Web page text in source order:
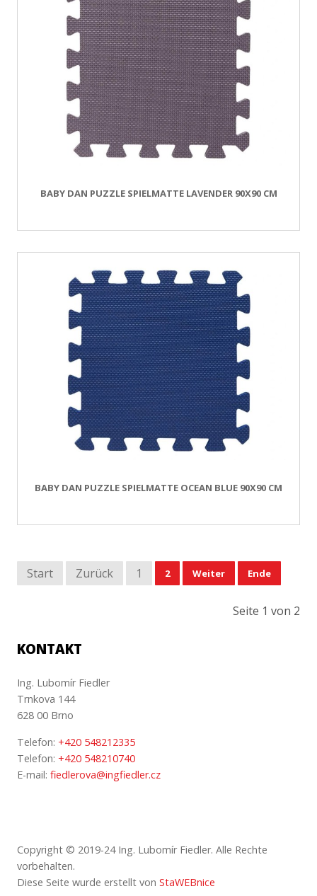
BABY DAN PUZZLE SPIELMATTE LAVENDER 90X90 CM
BABY DAN PUZZLE SPIELMATTE OCEAN BLUE 90X90 CM
Start Zurück 1 2 Weiter Ende
Seite 1 von 2
KONTAKT
Ing. Lubomír Fiedler
Trnkova 144
628 00 Brno
Telefon: +420 548212335
Telefon: +420 548210740
E-mail: fiedlerova@ingfiedler.cz
Copyright © 2019-24 Ing. Lubomír Fiedler. Alle Rechte
vorbehalten.
Diese Seite wurde erstellt von StaWEBnice